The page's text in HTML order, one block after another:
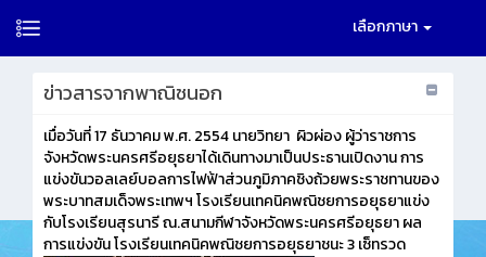
เลือกภาษา
ข่าวสารจากพาณิชนอก
เมื่อวันที่ 17 ธันวาคม พ.ศ. 2554 นายวิทยา ผิวผ่อง ผู้ว่าราชการ
จังหวัดพระนครศรีอยุธยาได้เดินทางมาเป็นประธานเปิดงาน การ
แข่งขันวอลเลย์บอลการไฟฟ้าส่วนภูมิภาคชิงถ้วยพระราชทานของ
พระบาทสมเด็จพระเทพฯ โรงเรียนเทคนิคพณิชยการอยุธยาแข่ง
กับโรงเรียนสุรนารี ณ.สนามกีฬาจังหวัดพระนครศรีอยุธยา ผล
การแข่งขัน โรงเรียนเทคนิคพณิชยการอยุธยาชนะ 3 เซ็ทรวด